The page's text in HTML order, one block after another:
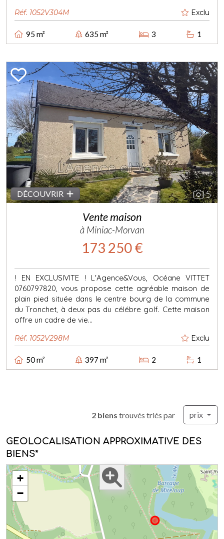
Réf. 1052V304M Exclu
95 m² 635 m² 3 1
Previous Next
DÉCOUVRIR 5
Vente maison
à Miniac-Morvan
173 250 €
! EN EXCLUSIVITE ! L'Agence&Vous, Océane VITTET
0760797820, vous propose cette agréable maison de
plain pied située dans le centre bourg de la commune
du Tronchet, à deux pas du célébre golf. Cette maison
offre un cadre de vie...
Réf. 1052V298M Exclu
50 m² 397 m² 2 1
2 biens trouvés triés par prix
GEOLOCALISATION APPROXIMATIVE DES
BIENS*
+
−